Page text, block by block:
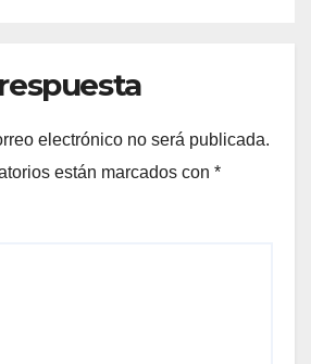
electrónico no será publicada.
están marcados con *